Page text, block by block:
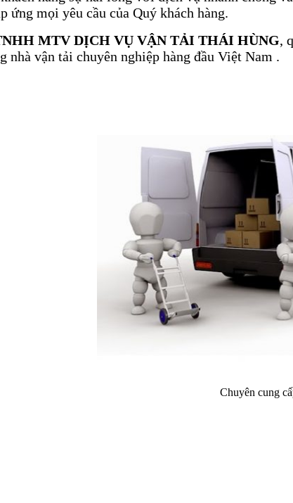
ứng mọi yêu cầu của Quý khách hàng.
MTV DỊCH VỤ VẬN TẢI THÁI HÙNG,
nhà vận tải chuyên nghiệp hàng đầu Việt Nam .
Chuyên cung